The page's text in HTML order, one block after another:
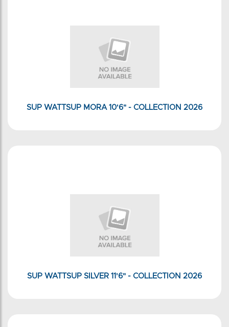
SUP WATTSUP MORA 10'6" - COLLECTION 2026
SUP WATTSUP SILVER 11'6" - COLLECTION 2026